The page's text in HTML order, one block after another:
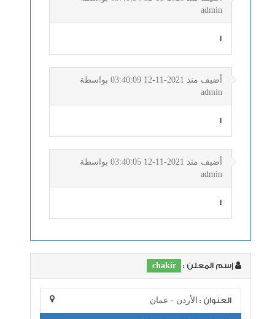
admin
أضيف منذ 2021-11-12 03:40:09 بواسطة
admin
أضيف منذ 2021-11-12 03:40:05 بواسطة
admin
إسم المعلن : chakir
العنوان :الأردن - عمان